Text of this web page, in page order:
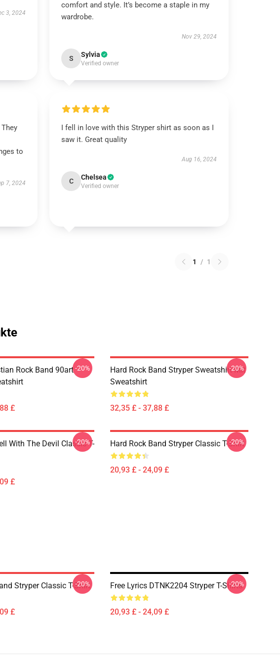
3, 2024
comfort and style. It’s become a staple in my
wardrobe.
Nov 29, 2024
S Sylvia
Verified owner
to
7, 2024
I fell in love with this Stryper shirt as soon as I
saw it. Great quality
Aug 16, 2024
C Chelsea
Verified owner
1 / 1
Rock Band 90art
£
-20%
Hard Rock Band Stryper Sweatshirt Mit
Sweatshirt
32,35 £ - 37,88 £
-20%
With The Devil Classic T-
£
-20% Hard Rock Band Stryper Classic T-Shirt
20,93 £ - 24,09 £
-20%
Stryper Classic T-Shirt
£
-20% Free Lyrics DTNK2204 Stryper T-Shirts
20,93 £ - 24,09 £
-20%